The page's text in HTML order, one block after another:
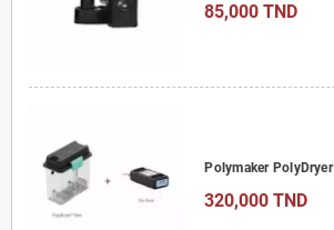
85,000 TND
Polymaker PolyDryer
320,000 TND